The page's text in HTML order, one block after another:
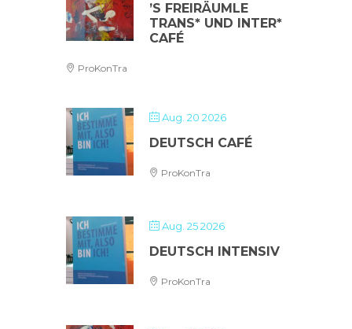
’S FREIRÄUMLE
TRANS* UND INTER*
CAFÉ
ProKonTra
Aug. 20 2026
DEUTSCH CAFÉ
ProKonTra
Aug. 25 2026
DEUTSCH INTENSIV
ProKonTra